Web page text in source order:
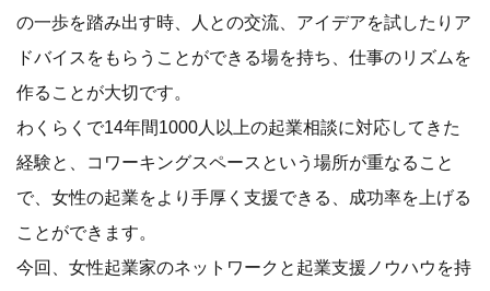
の一歩を踏み出す時、人との交流、アイデアを試したりア
ドバイスをもらうことができる場を持ち、仕事のリズムを
作ることが大切です。
わくらくで14年間1000人以上の起業相談に対応してきた
経験と、コワーキングスペースという場所が重なること
で、女性の起業をより手厚く支援できる、成功率を上げる
ことができます。
今回、女性起業家のネットワークと起業支援ノウハウを持